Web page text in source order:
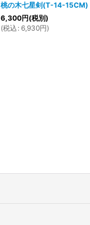
桃の木七星剣(T-14-15CM)
6,300円(税別)
(税込 : 6,930円)